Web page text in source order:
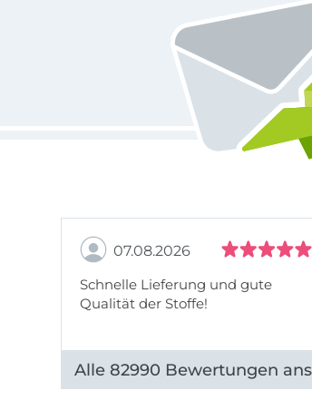
07.08.2026
Schnelle Lieferung und gute
Qualität der Stoffe!
Alle 82990 Bewertungen